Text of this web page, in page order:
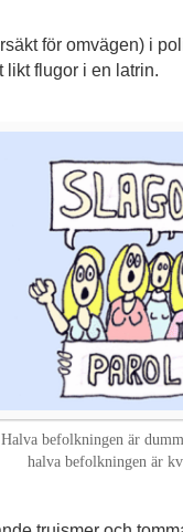
för omvägen) i
likt flugor i en latrin.
Halva befolkningen är
halva befolkningen är